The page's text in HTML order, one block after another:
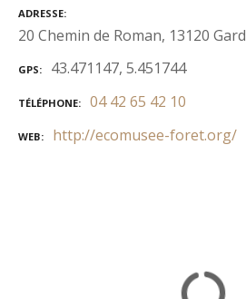
ADRESSE
20 Chemin de Roman, 13120
GPS 43.471147, 5.451744
TÉLÉPHONE 04 42 65 42 10
WEB http://ecomusee-foret.org/